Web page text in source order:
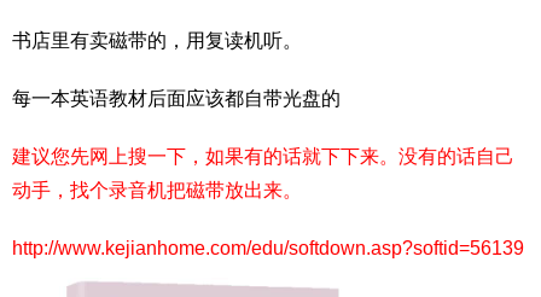
书店里有卖磁带的，用复读机听。
每一本英语教材后面应该都自带光盘的
建议您先网上搜一下，如果有的话就下下来。没有的话自己
动手，找个录音机把磁带放出来。
http://www.kejianhome.com/edu/softdown.asp?softid=56139